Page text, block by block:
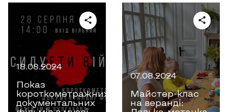
18.08.2024
Показ
короткометражних
документальних
07.08.2024
Майстер-клас
на веранді: